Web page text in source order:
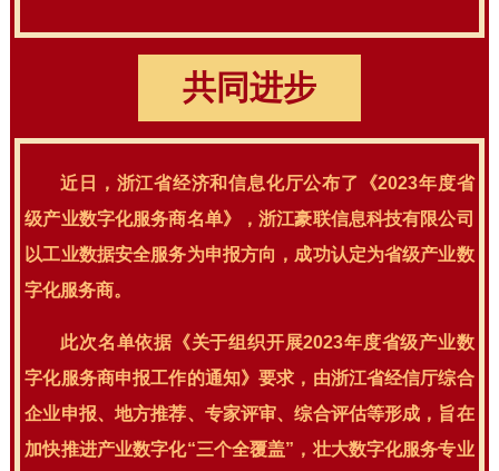
共同进步
近日，浙江省经济和信息化厅公布了《2023年度省
级产业数字化服务商名单》，浙江豪联信息科技有限公司
以工业数据安全服务为申报方向，成功认定为省级产业数
字化服务商。
此次名单依据《关于组织开展2023年度省级产业数
字化服务商申报工作的通知》要求，由浙江省经信厅综合
企业申报、地方推荐、专家评审、综合评估等形成，旨在
加快推进产业数字化“三个全覆盖”，壮大数字化服务专业